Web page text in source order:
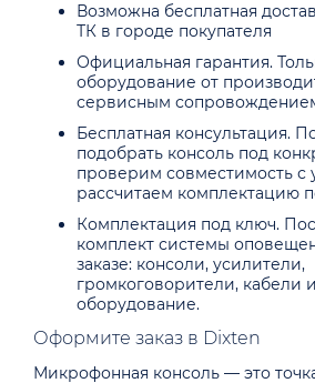
Возможна бесплатная
ТК в городе покупателя
Официальная гарантия.
оборудование от
сервисным
Бесплатная консультация.
подобрать консоль под
проверим совместимость с
рассчитаем комплектацию
Комплектация под ключ.
комплект системы
заказе: консоли, усилители,
громкоговорители, кабели
оборудование.
Оформите заказ в Dixten
Микрофонная консоль — это